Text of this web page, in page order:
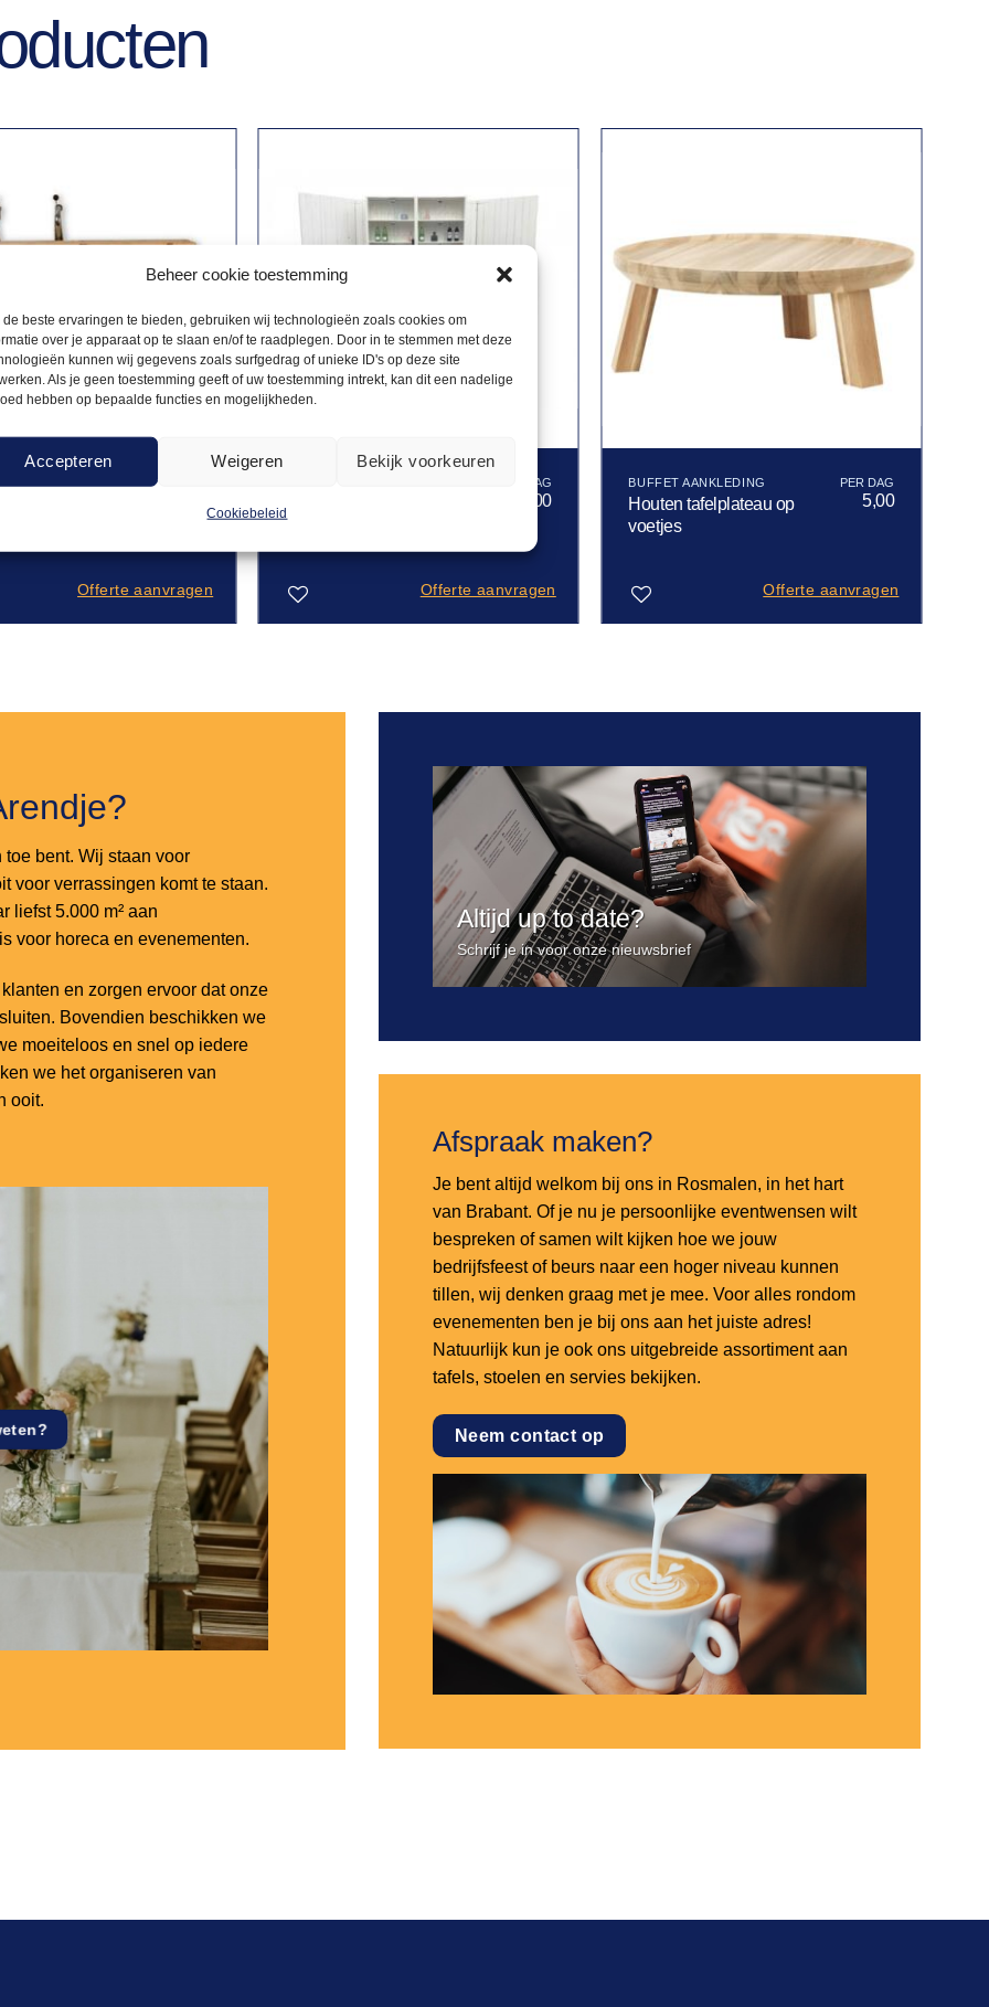
Beheer cookie toestemming
de beste ervaringen te bieden, gebruiken wij technologieën zoals cookies om
over je apparaat op te slaan en/of te raadplegen. Door in te stemmen met deze
kunnen wij gegevens zoals surfgedrag of unieke ID's op deze site
Als je geen toestemming geeft of uw toestemming intrekt, kan dit een nadelige
hebben op bepaalde functies en mogelijkheden.
Accepteren Weigeren Bekijk voorkeuren
Cookiebeleid
steigerhout
Offerte aanvragen
Luxe bar steigerhout wit
– 2,2m
376,00
Offerte aanvragen
BUFFET AANKLEDING
Houten tafelplateau op
voetjes
5,00
Offerte aanvragen
bent. Wij staan voor
voor verrassingen komt te staan.
liefst 5.000 m² aan
voor horeca en evenementen.
en zorgen ervoor dat onze
Bovendien beschikken we
moeiteloos en snel op iedere
we het organiseren van
ooit.
Altijd up to date?
Schrijf je in voor onze nieuwsbrief
Afspraak maken?
Je bent altijd welkom bij ons in Rosmalen, in het hart
van Brabant. Of je nu je persoonlijke eventwensen wilt
bespreken of samen wilt kijken hoe we jouw
bedrijfsfeest of beurs naar een hoger niveau kunnen
tillen, wij denken graag met je mee. Voor alles rondom
evenementen ben je bij ons aan het juiste adres!
Natuurlijk kun je ook ons uitgebreide assortiment aan
tafels, stoelen en servies bekijken.
Neem contact op